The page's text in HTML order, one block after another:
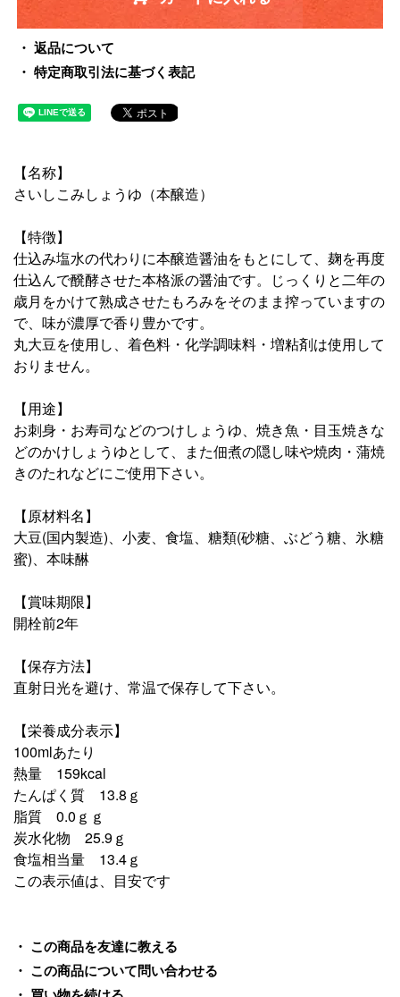
返品について
特定商取引法に基づく表記
【名称】
さいしこみしょうゆ（本醸造）
【特徴】
仕込み塩水の代わりに本醸造醤油をもとにして、麹を再度
仕込んで醗酵させた本格派の醤油です。じっくりと二年の
歳月をかけて熟成させたもろみをそのまま搾っていますの
で、味が濃厚で香り豊かです。
丸大豆を使用し、着色料・化学調味料・増粘剤は使用して
おりません。
【用途】
お刺身・お寿司などのつけしょうゆ、焼き魚・目玉焼きな
どのかけしょうゆとして、また佃煮の隠し味や焼肉・蒲焼
きのたれなどにご使用下さい。
【原材料名】
大豆(国内製造)、小麦、食塩、糖類(砂糖、ぶどう糖、氷糖
蜜)、本味醂
【賞味期限】
開栓前2年
【保存方法】
直射日光を避け、常温で保存して下さい。
【栄養成分表示】
100mlあたり
熱量 159kcal
たんぱく質 13.8ｇ
脂質 0.0ｇｇ
炭水化物 25.9ｇ
食塩相当量 13.4ｇ
この表示値は、目安です
この商品を友達に教える
この商品について問い合わせる